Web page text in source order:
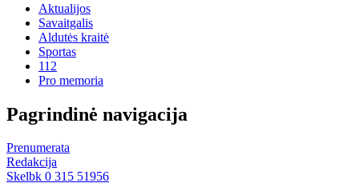
Aktualijos
Savaitgalis
Aldutės kraitė
Sportas
112
Pro memoria
Pagrindinė navigacija
Prenumerata
Redakcija
Skelbk 0 315 51956